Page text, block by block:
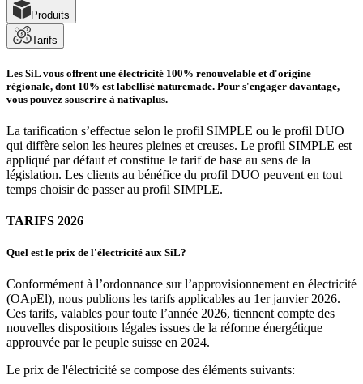
Produits
Tarifs
Les SiL vous offrent une électricité 100% renouvelable et d'origine
régionale, dont 10% est labellisé naturemade. Pour s'engager davantage,
vous pouvez souscrire à nativaplus.
La tarification s’effectue selon le profil SIMPLE ou le profil DUO
qui diffère selon les heures pleines et creuses. Le profil SIMPLE est
appliqué par défaut et constitue le tarif de base au sens de la
législation. Les clients au bénéfice du profil DUO peuvent en tout
temps choisir de passer au profil SIMPLE.
TARIFS 2026
Quel est le prix de l'électricité aux SiL?
Conformément à l’ordonnance sur l’approvisionnement en électricité
(OApEl), nous publions les tarifs applicables au 1er janvier 2026.
Ces tarifs, valables pour toute l’année 2026, tiennent compte des
nouvelles dispositions légales issues de la réforme énergétique
approuvée par le peuple suisse en 2024.
Le prix de l'électricité se compose des éléments suivants: